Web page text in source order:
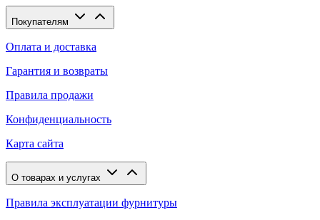
Покупателям
Оплата и доставка
Гарантия и возвраты
Правила продажи
Конфиденциальность
Карта сайта
О товарах и услугах
Правила эксплуатации фурнитуры